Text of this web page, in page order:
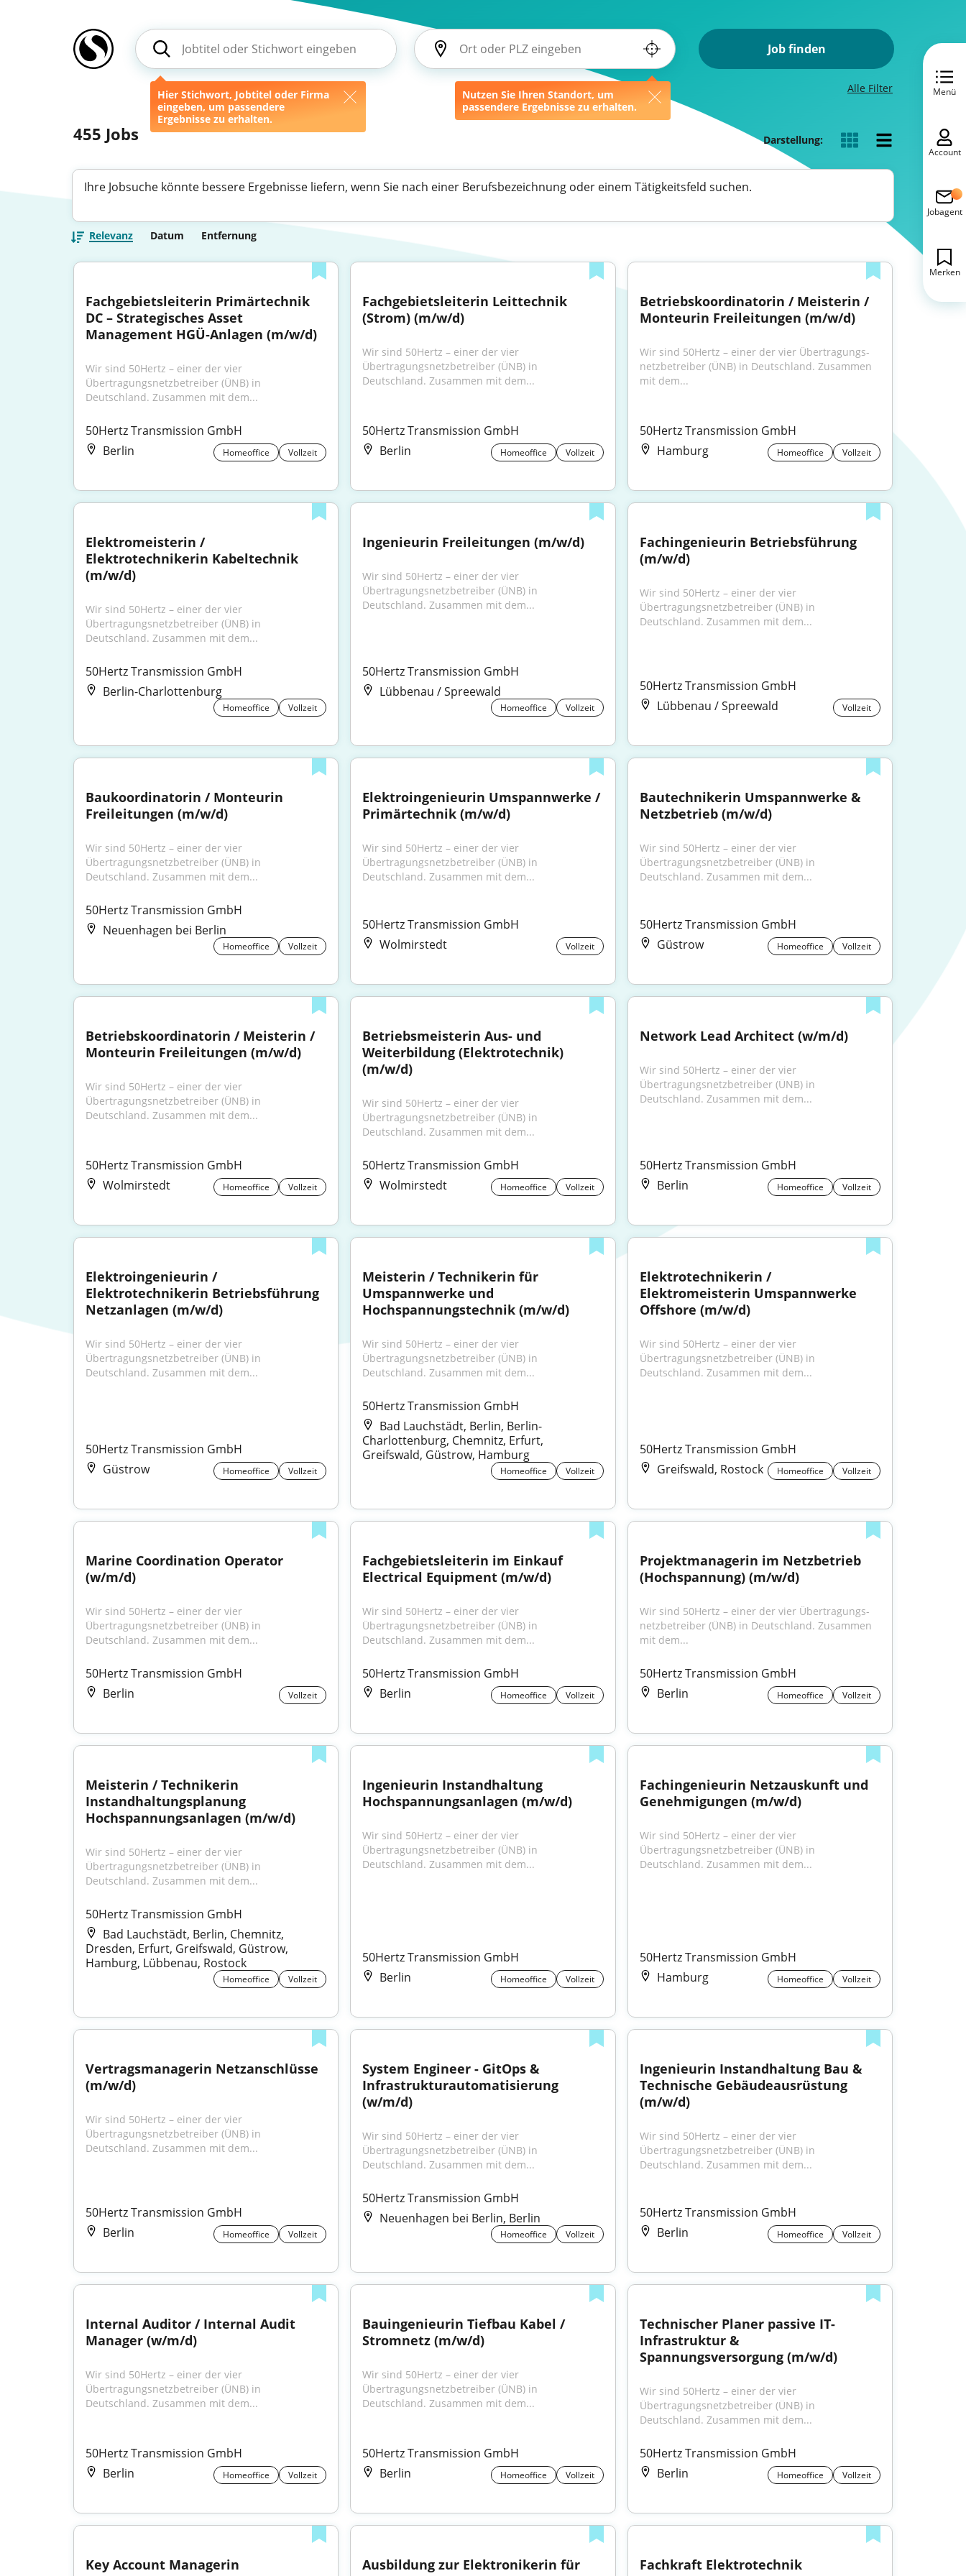
Hier Stichwort, Jobtitel oder Firma
eingeben, um passendere
Ergebnisse zu erhalten.
Nutzen Sie Ihren Standort, um
passendere Ergebnisse zu erhalten.
Job finden
Alle Filter
455 Jobs Darstellung:
Ihre Jobsuche könnte bessere Ergebnisse liefern, wenn Sie nach einer Berufsbezeichnung oder einem Tätigkeitsfeld suchen.
Relevanz Datum Entfernung
Fachgebietsleiterin Primärtechnik
DC – Strategisches Asset
Management HGÜ‑Anlagen (m/w/d)
Wir sind 50Hertz – einer der vier
Übertragungsnetzbetreiber (ÜNB) in
Deutschland. Zusammen mit dem...
50Hertz Transmission GmbH
Berlin
Homeoffice Vollzeit
Fachgebietsleiterin Leittechnik
(Strom) (m/w/d)
Wir sind 50Hertz – einer der vier
Übertragungsnetzbetreiber (ÜNB) in
Deutschland. Zusammen mit dem...
50Hertz Transmission GmbH
Berlin
Homeoffice Vollzeit
Betriebskoordinatorin / Meisterin /
Monteurin Freileitungen (m/w/d)
Wir sind 50Hertz – einer der vier Übertragungs­
netzbetreiber (ÜNB) in Deutschland. Zusammen
mit dem...
50Hertz Transmission GmbH
Hamburg
Homeoffice Vollzeit
Elektromeisterin /
Elektrotechnikerin Kabeltechnik
(m/w/d)
Wir sind 50Hertz – einer der vier
Übertragungsnetzbetreiber (ÜNB) in
Deutschland. Zusammen mit dem...
50Hertz Transmission GmbH
Berlin-Charlottenburg
Homeoffice Vollzeit
Ingenieurin Freileitungen (m/w/d)
Wir sind 50Hertz – einer der vier
Übertragungsnetzbetreiber (ÜNB) in
Deutschland. Zusammen mit dem...
50Hertz Transmission GmbH
Lübbenau / Spreewald
Homeoffice Vollzeit
Fachingenieurin Betriebsführung
(m/w/d)
Wir sind 50Hertz – einer der vier
Übertragungsnetzbetreiber (ÜNB) in
Deutschland. Zusammen mit dem...
50Hertz Transmission GmbH
Lübbenau / Spreewald
Vollzeit
Baukoordinatorin / Monteurin
Freileitungen (m/w/d)
Wir sind 50Hertz – einer der vier
Übertragungsnetzbetreiber (ÜNB) in
Deutschland. Zusammen mit dem...
50Hertz Transmission GmbH
Neuenhagen bei Berlin
Homeoffice Vollzeit
Elektroingenieurin Umspannwerke /
Primärtechnik (m/w/d)
Wir sind 50Hertz – einer der vier
Übertragungsnetzbetreiber (ÜNB) in
Deutschland. Zusammen mit dem...
50Hertz Transmission GmbH
Wolmirstedt
Vollzeit
Bautechnikerin Umspannwerke &
Netzbetrieb (m/w/d)
Wir sind 50Hertz – einer der vier
Übertragungsnetzbetreiber (ÜNB) in
Deutschland. Zusammen mit dem...
50Hertz Transmission GmbH
Güstrow
Homeoffice Vollzeit
Betriebskoordinatorin / Meisterin /
Monteurin Freileitungen (m/w/d)
Wir sind 50Hertz – einer der vier
Übertragungsnetzbetreiber (ÜNB) in
Deutschland. Zusammen mit dem...
50Hertz Transmission GmbH
Wolmirstedt
Homeoffice Vollzeit
Betriebsmeisterin Aus- und
Weiterbildung (Elektrotechnik)
(m/w/d)
Wir sind 50Hertz – einer der vier
Übertragungsnetzbetreiber (ÜNB) in
Deutschland. Zusammen mit dem...
50Hertz Transmission GmbH
Wolmirstedt
Homeoffice Vollzeit
Network Lead Architect (w/m/d)
Wir sind 50Hertz – einer der vier
Übertragungsnetzbetreiber (ÜNB) in
Deutschland. Zusammen mit dem...
50Hertz Transmission GmbH
Berlin
Homeoffice Vollzeit
Elektroingenieurin /
Elektrotechnikerin Betriebsführung
Netzanlagen (m/w/d)
Wir sind 50Hertz – einer der vier
Übertragungsnetzbetreiber (ÜNB) in
Deutschland. Zusammen mit dem...
50Hertz Transmission GmbH
Güstrow
Homeoffice Vollzeit
Meisterin / Technikerin für
Umspannwerke und
Hochspannungstechnik (m/w/d)
Wir sind 50Hertz – einer der vier
Übertragungsnetzbetreiber (ÜNB) in
Deutschland. Zusammen mit dem...
50Hertz Transmission GmbH
Bad Lauchstädt, Berlin, Berlin-
Charlottenburg, Chemnitz, Erfurt,
Greifswald, Güstrow, Hamburg
Homeoffice Vollzeit
Elektrotechnikerin /
Elektromeisterin Umspannwerke
Offshore (m/w/d)
Wir sind 50Hertz – einer der vier
Übertragungsnetzbetreiber (ÜNB) in
Deutschland. Zusammen mit dem...
50Hertz Transmission GmbH
Greifswald, Rostock
Homeoffice Vollzeit
Marine Coordination Operator
(w/m/d)
Wir sind 50Hertz – einer der vier
Übertragungsnetzbetreiber (ÜNB) in
Deutschland. Zusammen mit dem...
50Hertz Transmission GmbH
Berlin
Vollzeit
Fachgebietsleiterin im Einkauf
Electrical Equipment (m/w/d)
Wir sind 50Hertz – einer der vier
Übertragungsnetzbetreiber (ÜNB) in
Deutschland. Zusammen mit dem...
50Hertz Transmission GmbH
Berlin
Homeoffice Vollzeit
Projektmanagerin im Netzbetrieb
(Hochspannung) (m/w/d)
Wir sind 50Hertz – einer der vier Übertragungs­
netzbetreiber (ÜNB) in Deutschland. Zusammen
mit dem...
50Hertz Transmission GmbH
Berlin
Homeoffice Vollzeit
Meisterin / Technikerin
Instandhaltungsplanung
Hochspannungsanlagen (m/w/d)
Wir sind 50Hertz – einer der vier
Übertragungsnetzbetreiber (ÜNB) in
Deutschland. Zusammen mit dem...
50Hertz Transmission GmbH
Bad Lauchstädt, Berlin, Chemnitz,
Dresden, Erfurt, Greifswald, Güstrow,
Hamburg, Lübbenau, Rostock
Homeoffice Vollzeit
Ingenieurin Instandhaltung
Hochspannungsanlagen (m/w/d)
Wir sind 50Hertz – einer der vier
Übertragungsnetzbetreiber (ÜNB) in
Deutschland. Zusammen mit dem...
50Hertz Transmission GmbH
Berlin
Homeoffice Vollzeit
Fachingenieurin Netzauskunft und
Genehmigungen (m/w/d)
Wir sind 50Hertz – einer der vier
Übertragungsnetzbetreiber (ÜNB) in
Deutschland. Zusammen mit dem...
50Hertz Transmission GmbH
Hamburg
Homeoffice Vollzeit
Vertragsmanagerin Netzanschlüsse
(m/w/d)
Wir sind 50Hertz – einer der vier
Übertragungsnetzbetreiber (ÜNB) in
Deutschland. Zusammen mit dem...
50Hertz Transmission GmbH
Berlin
Homeoffice Vollzeit
System Engineer - GitOps &
Infrastrukturautomatisierung
(w/m/d)
Wir sind 50Hertz – einer der vier
Übertragungsnetzbetreiber (ÜNB) in
Deutschland. Zusammen mit dem...
50Hertz Transmission GmbH
Neuenhagen bei Berlin, Berlin
Homeoffice Vollzeit
Ingenieurin Instandhaltung Bau &
Technische Gebäudeausrüstung
(m/w/d)
Wir sind 50Hertz – einer der vier
Übertragungsnetzbetreiber (ÜNB) in
Deutschland. Zusammen mit dem...
50Hertz Transmission GmbH
Berlin
Homeoffice Vollzeit
Internal Auditor / Internal Audit
Manager (w/m/d)
Wir sind 50Hertz – einer der vier
Übertragungsnetzbetreiber (ÜNB) in
Deutschland. Zusammen mit dem...
50Hertz Transmission GmbH
Berlin
Homeoffice Vollzeit
Bauingenieurin Tiefbau Kabel /
Stromnetz (m/w/d)
Wir sind 50Hertz – einer der vier
Übertragungsnetzbetreiber (ÜNB) in
Deutschland. Zusammen mit dem...
50Hertz Transmission GmbH
Berlin
Homeoffice Vollzeit
Technischer Planer passive IT-
Infrastruktur &
Spannungsversorgung (m/w/d)
Wir sind 50Hertz – einer der vier
Übertragungsnetzbetreiber (ÜNB) in
Deutschland. Zusammen mit dem...
50Hertz Transmission GmbH
Berlin
Homeoffice Vollzeit
Key Account Managerin
Ausbildung zur Elektronikerin für
Fachkraft Elektrotechnik
Menü
Account
Jobagent
Merken